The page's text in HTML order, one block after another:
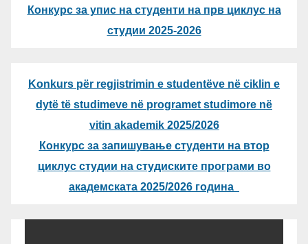
Конкурс за упис на студенти на прв циклус на
студии 2025-2026
Konkurs për regjistrimin e studentëve në ciklin e
dytë të studimeve në programet studimore në
vitin akademik 2025/2026
Конкурс за запишување студенти на втор
циклус студии на студиските програми во
академската 2025/2026 година